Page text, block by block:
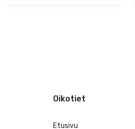
Oikotiet
Etusivu